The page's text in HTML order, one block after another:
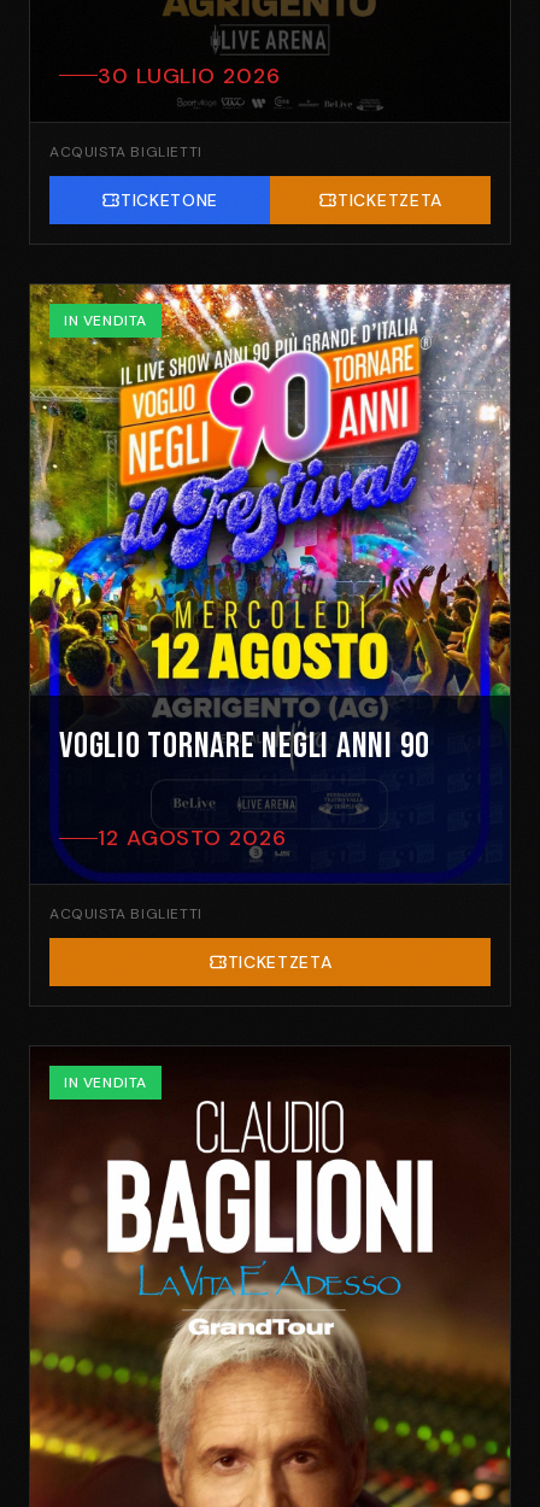
30 LUGLIO 2026
ACQUISTA BIGLIETTI
TICKETONE TICKETZETA
IN VENDITA
Voglio Tornare Negli Anni 90
12 AGOSTO 2026
ACQUISTA BIGLIETTI
TICKETZETA
IN VENDITA